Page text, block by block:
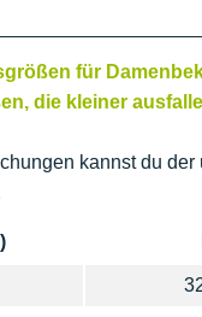
für
die kleiner
kannst du der